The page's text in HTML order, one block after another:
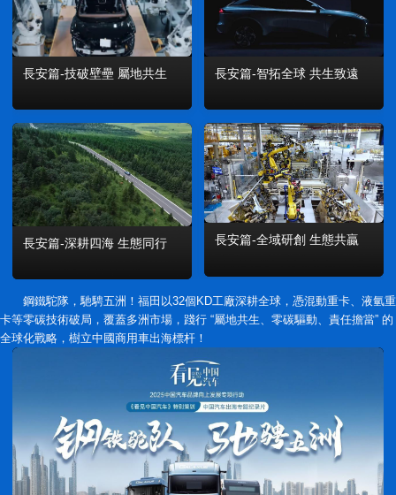
長安篇-技破壁壘 屬地共生 長安篇-智拓全球 共生致遠
長安篇-深耕四海 生態同行 長安篇-全域研創 生態共贏
鋼鐵駝隊，馳騁五洲！福田以32個KD工廠深耕全球，憑混動重卡、液氫重
卡等零碳技術破局，覆蓋多洲市場，踐行 “屬地共生、零碳驅動、責任擔當” 的
全球化戰略，樹立中國商用車出海標杆！